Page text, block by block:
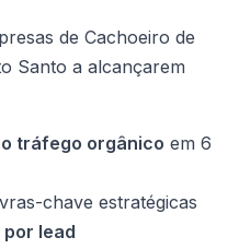
de Cachoeiro de
Santo a alcançarem
tráfego orgânico em 6
chave estratégicas
lead